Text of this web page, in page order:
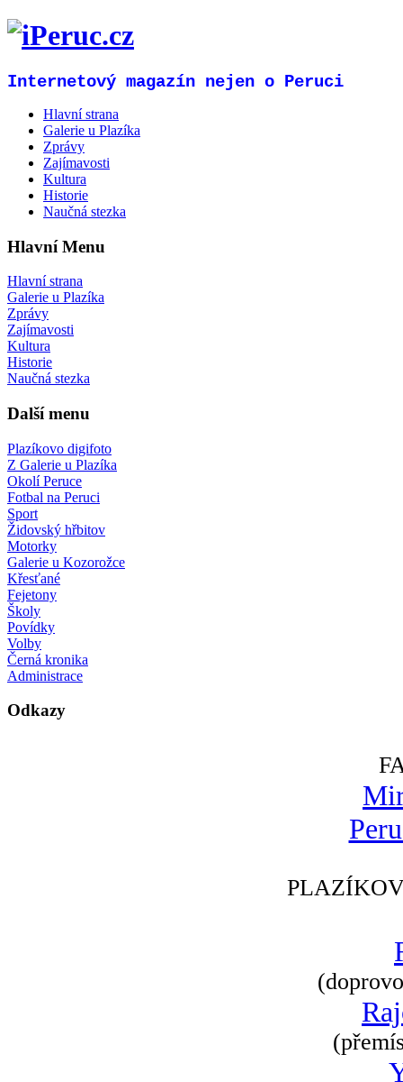
Internetový magazín nejen o Peruci
Hlavní strana
Galerie u Plazíka
Zprávy
Zajímavosti
Kultura
Historie
Naučná stezka
Hlavní Menu
Hlavní strana
Galerie u Plazíka
Zprávy
Zajímavosti
Kultura
Historie
Naučná stezka
Další menu
Plazíkovo digifoto
Z Galerie u Plazíka
Okolí Peruce
Fotbal na Peruci
Sport
Židovský hřbitov
Motorky
Galerie u Kozorožce
Křesťané
Fejetony
Školy
Povídky
Volby
Černá kronika
Administrace
Odkazy